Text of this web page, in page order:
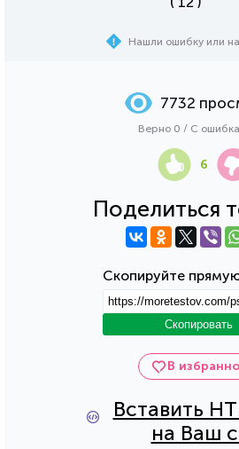
Нашли ошибку или
В
Вставить
на Ваш
Поделиться
Скопируйте
Скопировать
7732
Верно 0 / С
6